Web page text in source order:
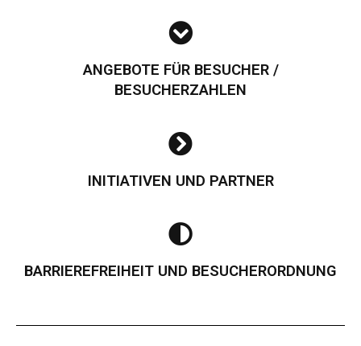
ANGEBOTE FÜR BESUCHER /
BESUCHERZAHLEN
INITIATIVEN UND PARTNER
BARRIEREFREIHEIT UND BESUCHERORDNUNG